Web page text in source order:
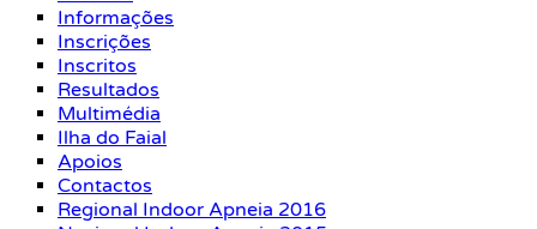
Informações
Inscrições
Inscritos
Resultados
Multimédia
Ilha do Faial
Apoios
Contactos
Regional Indoor Apneia 2016